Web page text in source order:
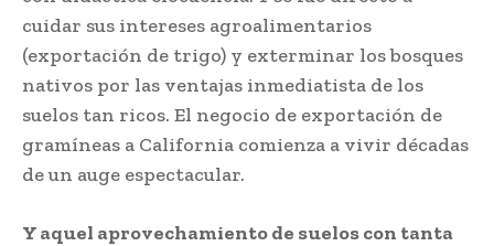
cuidar sus intereses agroalimentarios
(exportación de trigo) y exterminar los bosques
nativos por las ventajas inmediatista de los
suelos tan ricos. El negocio de exportación de
gramíneas a California comienza a vivir décadas
de un auge espectacular.
Y aquel aprovechamiento de suelos con tanta